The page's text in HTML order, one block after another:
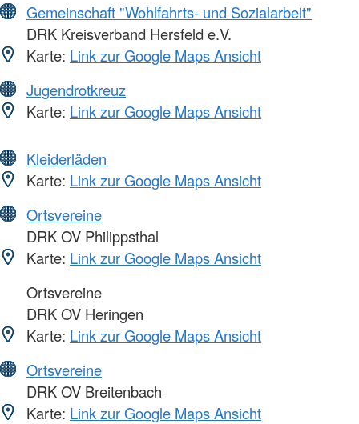
Gemeinschaft "Wohlfahrts- und Sozialarbeit"
DRK Kreisverband Hersfeld e.V.
Karte: Link zur Google Maps Ansicht
Jugendrotkreuz
Karte: Link zur Google Maps Ansicht
Kleiderläden
Karte: Link zur Google Maps Ansicht
Ortsvereine
DRK OV Philippsthal
Karte: Link zur Google Maps Ansicht
Ortsvereine
DRK OV Heringen
Karte: Link zur Google Maps Ansicht
Ortsvereine
DRK OV Breitenbach
Karte: Link zur Google Maps Ansicht